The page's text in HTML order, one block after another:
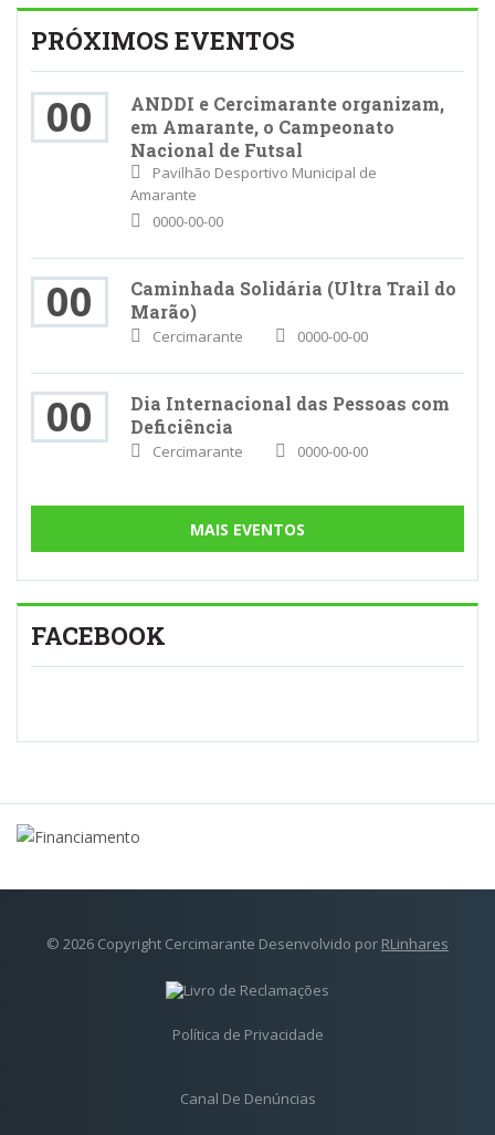
PRÓXIMOS EVENTOS
00
ANDDI e Cercimarante organizam,
em Amarante, o Campeonato
Nacional de Futsal
Pavilhão Desportivo Municipal de
Amarante
0000-00-00
00
Caminhada Solidária (Ultra Trail do
Marão)
Cercimarante 0000-00-00
00
Dia Internacional das Pessoas com
Deficiência
Cercimarante 0000-00-00
MAIS EVENTOS
FACEBOOK
© 2026 Copyright Cercimarante Desenvolvido por RLinhares
Política de Privacidade
Canal De Denúncias